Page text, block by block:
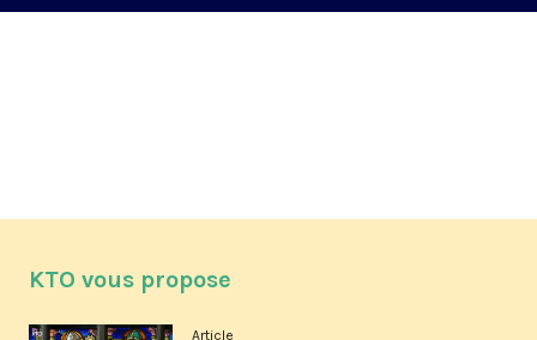
KTO vous propose
Article